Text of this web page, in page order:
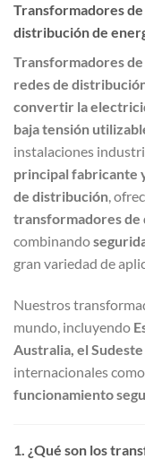
Transformadores
distribución de
Transformadores
redes de
convertir la
baja tensión
instalaciones
principal fabricante
de distribución,
transformadores de
combinando
gran variedad de
Nuestros
mundo, incluyendo
Australia, el
internacionales como
funcionamiento
1. ¿Qué son los